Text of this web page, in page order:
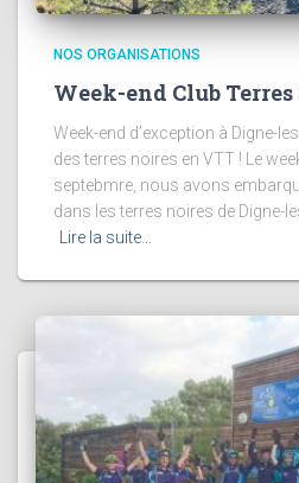
NOS ORGANISATIONS
Week-end Club
Week-end d’exception à Digne-
des terres noires en VTT ! Le
septebmre, nous avons
dans les terres noires de Digne-
Lire la suite…